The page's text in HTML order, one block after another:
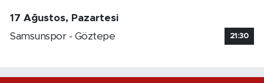
17 Ağustos, Pazartesi
Samsunspor - Göztepe
21:30